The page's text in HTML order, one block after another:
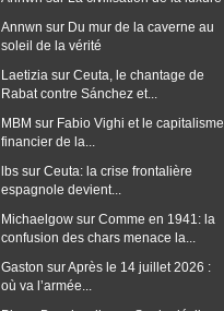
Annwn sur Du mur de la caverne au
soleil de la vérité
Laetizia sur Ceuta, le chantage de
Rabat contre Sánchez et...
MBM sur Fabio Vighi et le capitalisme
financier de la...
lbs sur Ceuta: la crise frontalière
espagnole devient...
Michaelgow sur Comme en 1941: la
confusion des chars menace la...
Gaston surAprès le 14 juillet 2026 :
où va l’armée...